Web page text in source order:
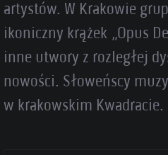
artystów. W Krakowie
ikoniczny krążek „Opus
inne utwory z rozległej
nowości. Słoweńscy
w krakowskim Kwadracie.